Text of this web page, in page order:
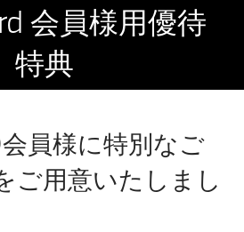
会員様用優待
特典
員様に特別なご
ご用意いたしまし